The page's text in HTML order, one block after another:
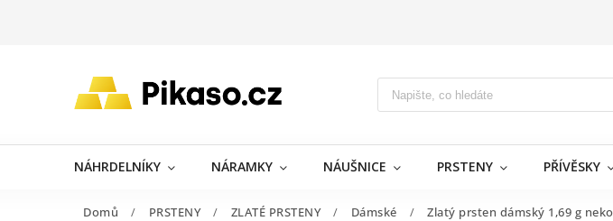
NÁHRDELNÍKY NÁRAMKY NÁUŠNICE PRSTENY PŘÍVĚSKY
Domů / PRSTENY / ZLATÉ PRSTENY / Dámské / Zlatý prsten dámský 1,69 g